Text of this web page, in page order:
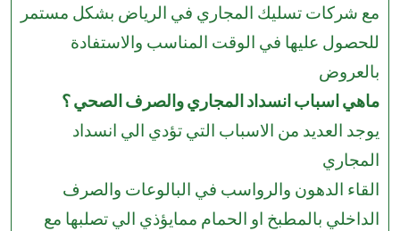
مع شركات تسليك المجاري في الرياض بشكل مستمر
للحصول عليها في الوقت المناسب والاستفادة
بالعروض
ماهي اسباب انسداد المجاري والصرف الصحي ؟
يوجد العديد من الاسباب التي تؤدي الي انسداد
المجاري
القاء الدهون والرواسب في البالوعات والصرف
الداخلي بالمطبخ او الحمام ممايؤذي الي تصلبها مع